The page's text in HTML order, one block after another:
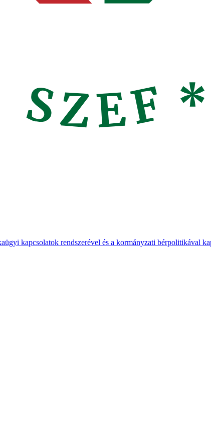
kapcsolatok rendszerével és a kormányzati bérpolitikával